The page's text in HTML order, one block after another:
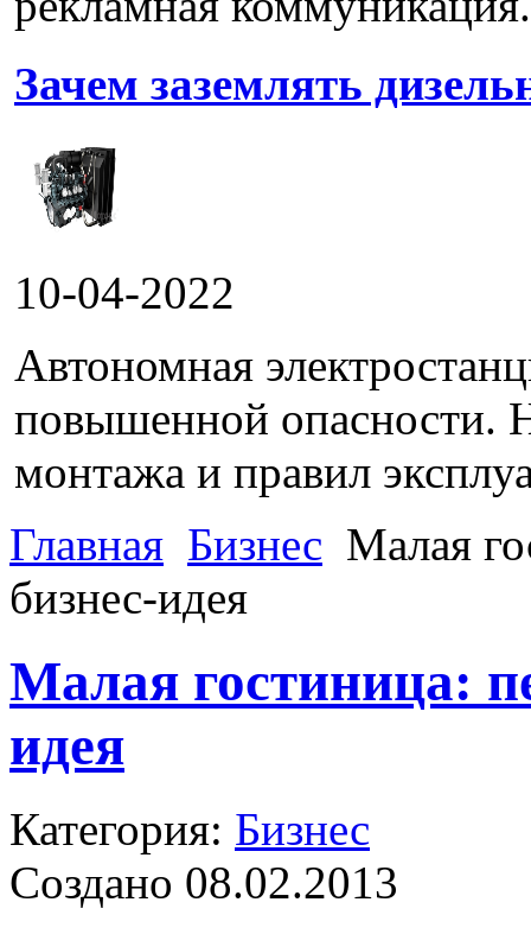
Зачем заземлять
10-04-2022
Автономная
повышенной опасности.
монтажа и правил
Главная Бизнес Малая
бизнес-идея
Малая гостиница:
идея
Категория: Бизнес
Создано 08.02.2013